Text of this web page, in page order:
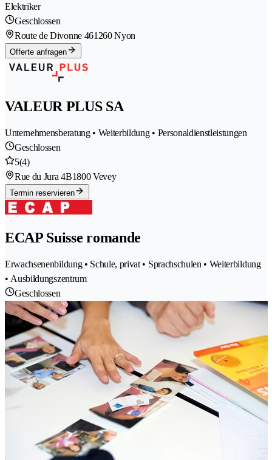
Elektriker
Geschlossen
Route de Divonne 461260 Nyon
Offerte anfragen
VALEUR PLUS SA
Unternehmensberatung • Weiterbildung • Personaldienstleistungen
Geschlossen
5(4)
Rue du Jura 4B1800 Vevey
Termin reservieren
ECAP Suisse romande
Erwachsenenbildung • Schule, privat • Sprachschulen • Weiterbildung
• Ausbildungszentrum
Geschlossen